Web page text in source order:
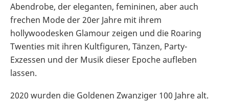
Abendrobe, der eleganten, femininen, aber auch
frechen Mode der 20er Jahre mit ihrem
hollywoodesken Glamour zeigen und die Roaring
Twenties mit ihren Kultfiguren, Tänzen, Party-
Exzessen und der Musik dieser Epoche aufleben
lassen.
2020 wurden die Goldenen Zwanziger 100 Jahre alt.